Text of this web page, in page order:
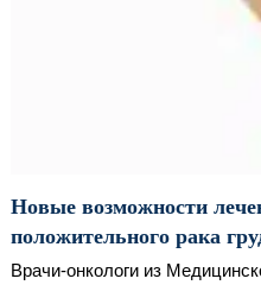
Новые возможности
положительного рака
Врачи-онкологи из